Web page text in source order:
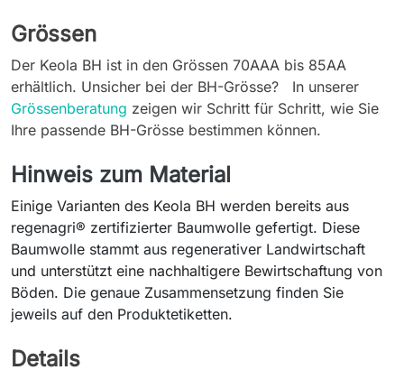
Grössen
Der Keola BH ist in den Grössen 70AAA bis 85AA
erhältlich. Unsicher bei der BH-Grösse? In unserer
Grössenberatung zeigen wir Schritt für Schritt, wie Sie
Ihre passende BH-Grösse bestimmen können.
Hinweis zum Material
Einige Varianten des Keola BH werden bereits aus
regenagri® zertifizierter Baumwolle gefertigt. Diese
Baumwolle stammt aus regenerativer Landwirtschaft
und unterstützt eine nachhaltigere Bewirtschaftung von
Böden. Die genaue Zusammensetzung finden Sie
jeweils auf den Produktetiketten.
Details